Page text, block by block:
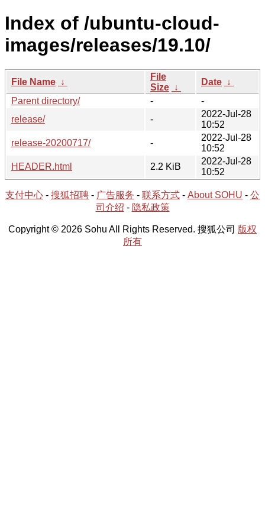
Index of /ubuntu-cloud-
images/releases/19.10/
File Name ↓
File
Size ↓
Date ↓
Parent directory/
-
-
release/
-
2022-Jul-28
10:52
release-20200717/
-
2022-Jul-28
10:52
HEADER.html
2.2 KiB
2022-Jul-28
10:52
支付中心 - 搜狐招聘 - 广告服务 - 联系方式 - About SOHU - 公
司介绍 - 隐私政策
Copyright © 2026 Sohu All Rights Reserved. 搜狐公司 版权
所有